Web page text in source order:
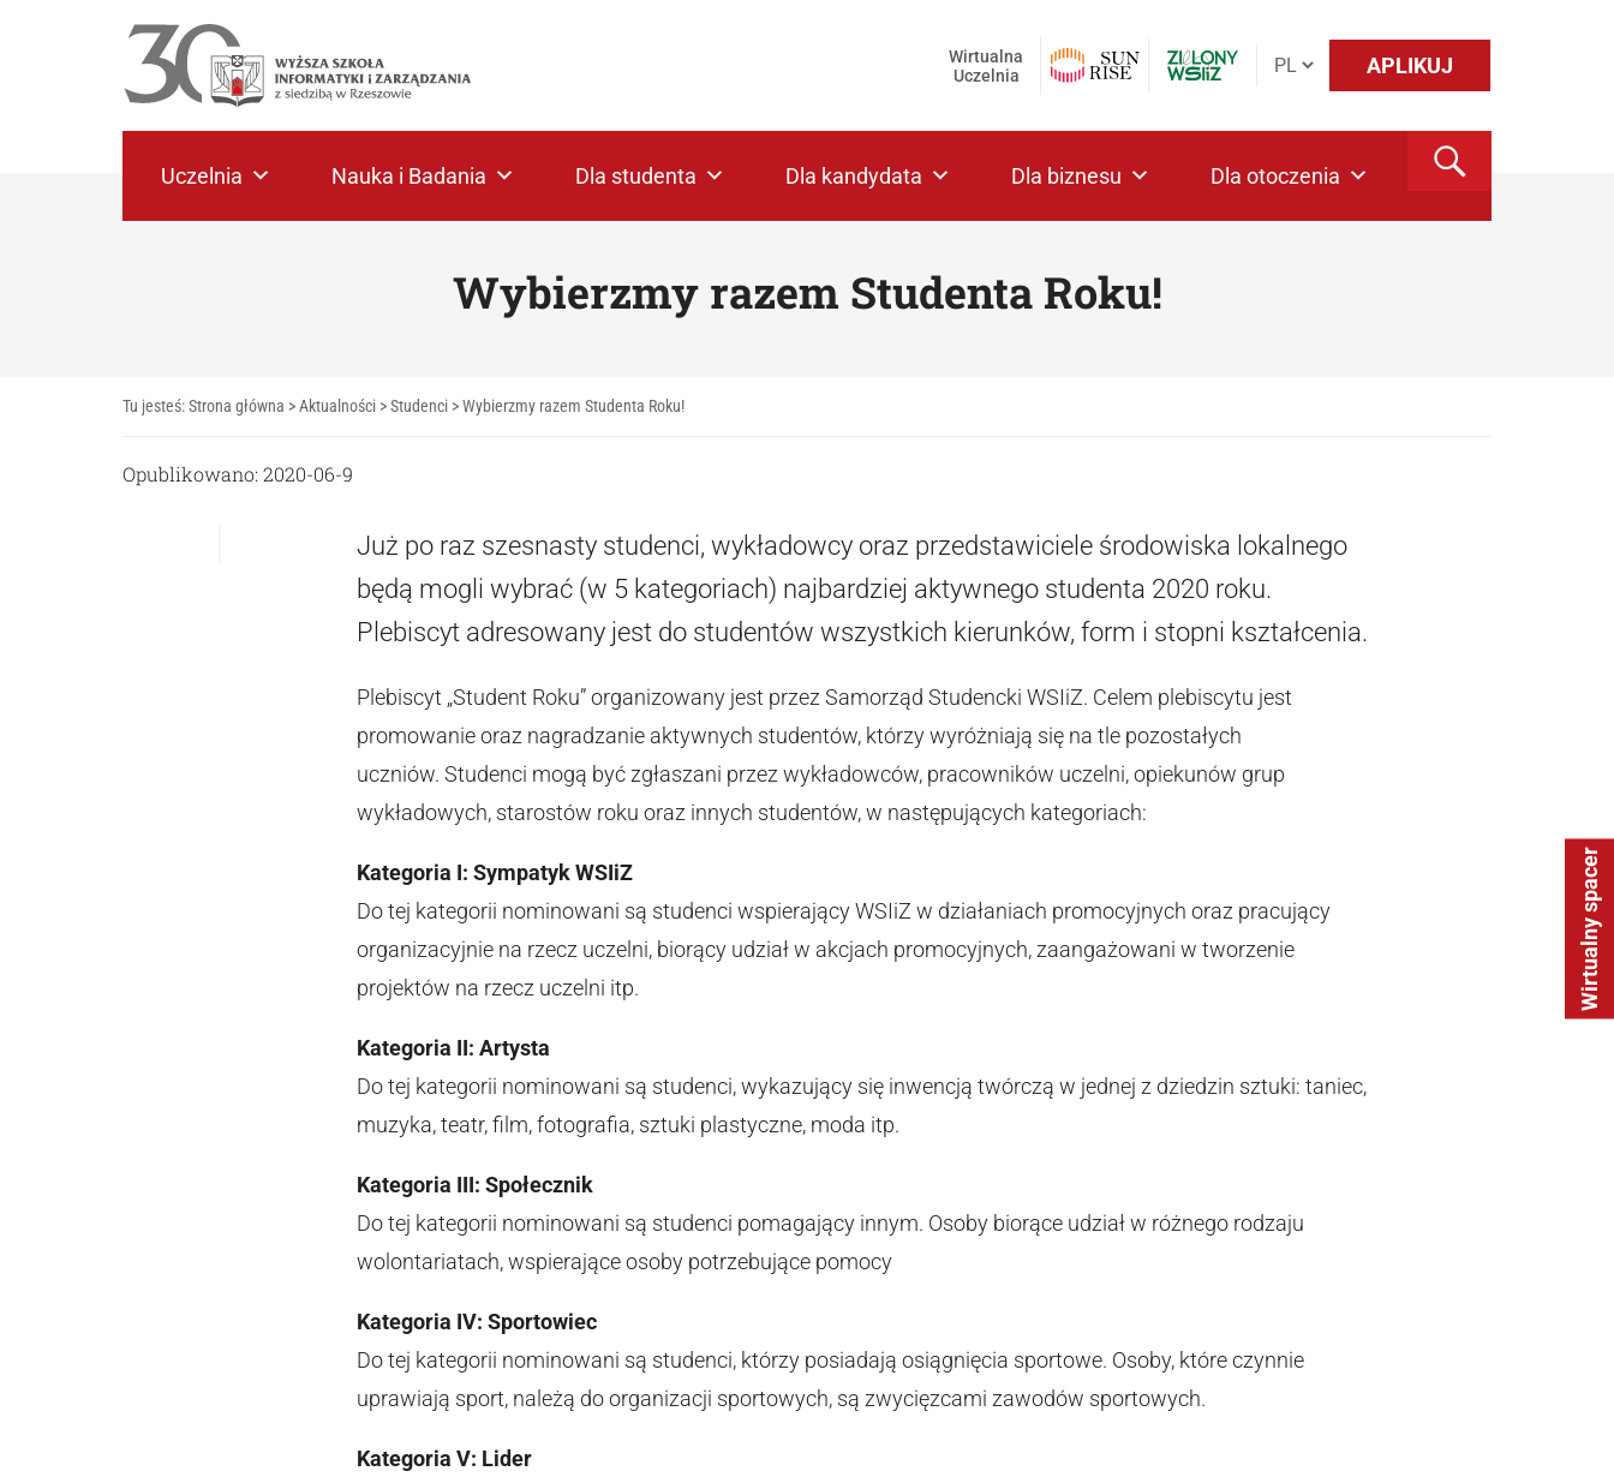
Wirtualny spacer
APLIKUJ
Wirtualna
Uczelnia
Uczelnia Nauka i Badania Dla studenta Dla kandydata Dla biznesu Dla otoczenia
Wybierzmy razem Studenta Roku!
Tu jesteś:Strona główna >Aktualności >Studenci >Wybierzmy razem Studenta Roku!
Opublikowano: 2020-06-9
Już po raz szesnasty studenci, wykładowcy oraz przedstawiciele środowiska lokalnego
będą mogli wybrać (w 5 kategoriach) najbardziej aktywnego studenta 2020 roku.
Plebiscyt adresowany jest do studentów wszystkich kierunków, form i stopni kształcenia.
Plebiscyt „Student Roku” organizowany jest przez Samorząd Studencki WSIiZ. Celem plebiscytu jest
promowanie oraz nagradzanie aktywnych studentów, którzy wyróżniają się na tle pozostałych
uczniów. Studenci mogą być zgłaszani przez wykładowców, pracowników uczelni, opiekunów grup
wykładowych, starostów roku oraz innych studentów, w następujących kategoriach:
Kategoria I: Sympatyk WSIiZ
Do tej kategorii nominowani są studenci wspierający WSIiZ w działaniach promocyjnych oraz pracujący
organizacyjnie na rzecz uczelni, biorący udział w akcjach promocyjnych, zaangażowani w tworzenie
projektów na rzecz uczelni itp.
Kategoria II: Artysta
Do tej kategorii nominowani są studenci, wykazujący się inwencją twórczą w jednej z dziedzin sztuki: taniec,
muzyka, teatr, film, fotografia, sztuki plastyczne, moda itp.
Kategoria III: Społecznik
Do tej kategorii nominowani są studenci pomagający innym. Osoby biorące udział w różnego rodzaju
wolontariatach, wspierające osoby potrzebujące pomocy
Kategoria IV: Sportowiec
Do tej kategorii nominowani są studenci, którzy posiadają osiągnięcia sportowe. Osoby, które czynnie
uprawiają sport, należą do organizacji sportowych, są zwycięzcami zawodów sportowych.
Kategoria V: Lider